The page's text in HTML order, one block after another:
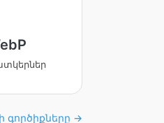
գործիքները →